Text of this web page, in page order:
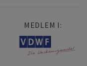
MEDLEM I: